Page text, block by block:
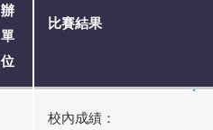
辦
單
位
比賽結果
校內成績：